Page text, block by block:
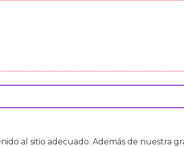
al sitio adecuado. Además de nuestra